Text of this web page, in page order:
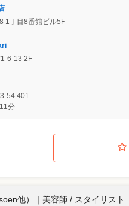
1丁目8番館ビル5F
6-13 2F
54 401
分
他） ｜ 美容師 / スタイリスト